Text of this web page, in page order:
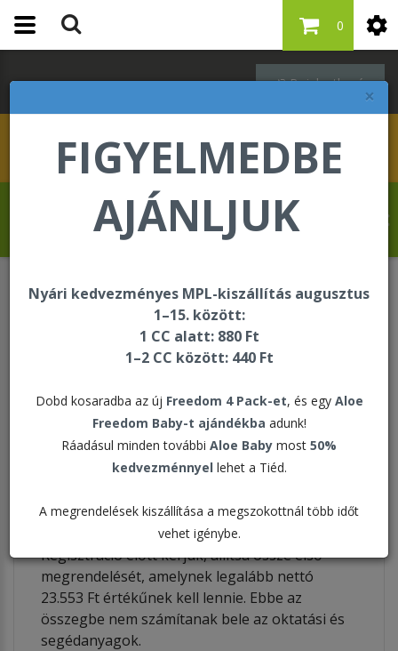
×
FIGYELMEDBE
AJÁNLJUK
Nyári kedvezményes MPL-kiszállítás augusztus
1–15. között:
1 CC alatt: 880 Ft
1–2 CC között: 440 Ft
Dobd kosaradba az új Freedom 4 Pack-et, és egy Aloe
Freedom Baby-t ajándékba adunk!
Ráadásul minden további Aloe Baby most 50%
kedvezménnyel lehet a Tiéd.
A megrendelések kiszállítása a megszokottnál több időt
vehet igénybe.
Bejelentkezés
0
Banjo Oluseun Olufolahan üdvözli Önt a
Forever Living internetes áruházában!
Bejelentkezés
Bejelentkezés
Regisztráció
Új Forever Üzleti Partner
Regisztráció előtt kérjük, állítsa össze első
megrendelését, amelynek legalább nettó
23.553 Ft értékűnek kell lennie. Ebbe az
összegbe nem számítanak bele az oktatási és
segédanyagok.